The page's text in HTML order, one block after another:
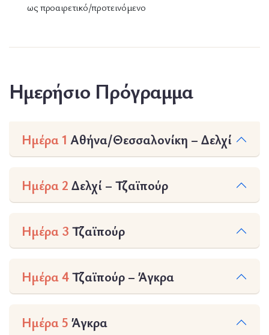
ως προαιρετικό/προτεινόμενο
Ημερήσιο Πρόγραμμα
Ημέρα 1 Αθήνα/Θεσσαλονίκη – Δελχί
Ημέρα 2 Δελχί – Τζαϊπούρ
Ημέρα 3 Τζαϊπούρ
Ημέρα 4Τζαϊπούρ – Άγκρα
Ημέρα 5 Άγκρα